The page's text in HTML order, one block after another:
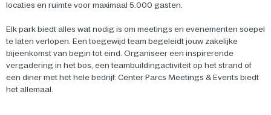
locaties en ruimte voor maximaal 5.000 gasten.
Elk park biedt alles wat nodig is om meetings en evenementen soepel
te laten verlopen. Een toegewijd team begeleidt jouw zakelijke
bijeenkomst van begin tot eind. Organiseer een inspirerende
vergadering in het bos, een teambuildingactiviteit op het strand of
een diner met het hele bedrijf: Center Parcs Meetings & Events biedt
het allemaal.